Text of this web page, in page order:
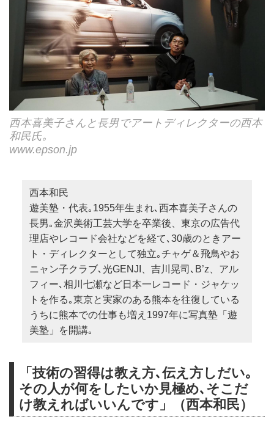
西本喜美子さんと長男でアートディレクターの西本
和民氏｡
www.epson.jp
西本和民
遊美塾・代表｡1955年生まれ､西本喜美子さんの
長男｡金沢美術工芸大学を卒業後、東京の広告代
理店やレコード会社などを経て､30歳のときアー
ト・ディレクターとして独立｡チャゲ＆飛鳥やお
ニャン子クラブ､光GENJI、吉川晃司､B’z、アル
フィー､相川七瀬など日本一レコード・ジャケッ
トを作る｡東京と実家のある熊本を往復している
うちに熊本での仕事も増え1997年に写真塾「遊
美塾」を開講｡
「技術の習得は教え方､伝え方しだい｡
その人が何をしたいか見極め､そこだ
け教えればいいんです」（西本和民）